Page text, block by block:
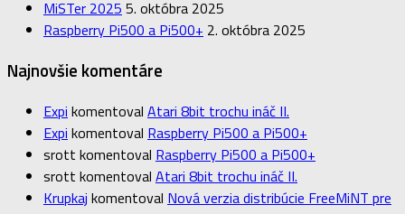
MiSTer 2025 5. októbra 2025
Raspberry Pi500 a Pi500+ 2. októbra 2025
Najnovšie komentáre
Expi komentoval Atari 8bit trochu ináč II.
Expi komentoval Raspberry Pi500 a Pi500+
srott komentoval Raspberry Pi500 a Pi500+
srott komentoval Atari 8bit trochu ináč II.
Krupkaj komentoval Nová verzia distribúcie FreeMiNT pre